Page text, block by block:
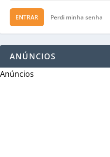
ENTRAR Perdi minha senha
ANÚNCIOS
Anúncios